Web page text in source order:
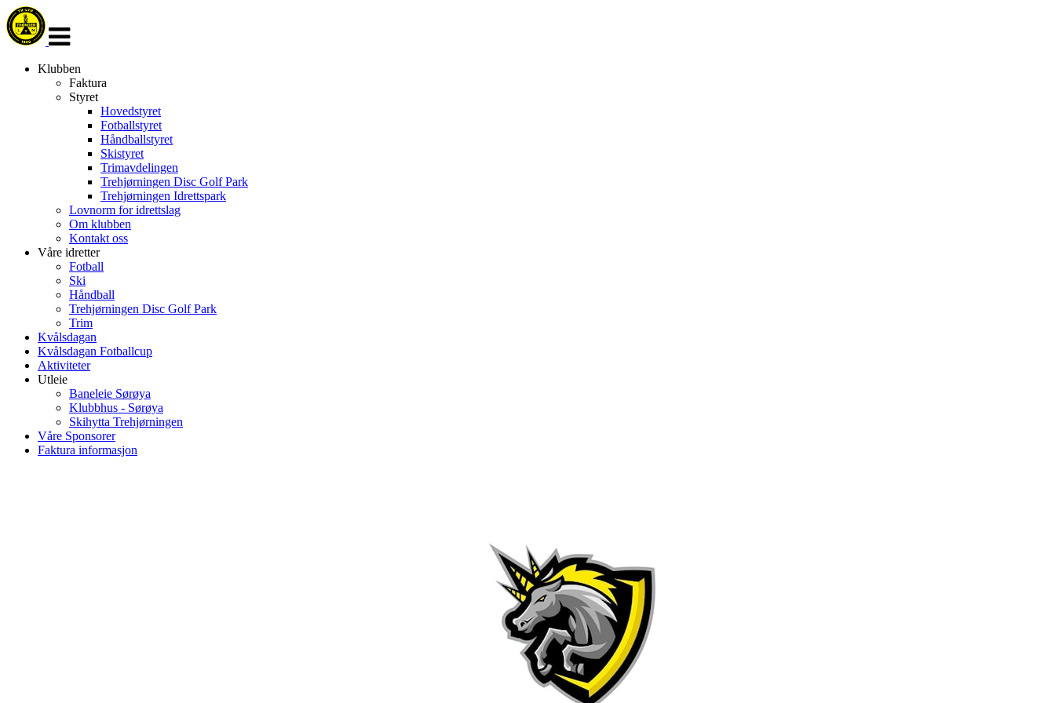
navigasjon
Klubben
Faktura
Styret
Hovedstyret
Fotballstyret
Håndballstyret
Skistyret
Trimavdelingen
Trehjørningen Disc Golf Park
Trehjørningen Idrettspark
Lovnorm for idrettslag
Om klubben
Kontakt oss
Våre idretter
Fotball
Ski
Håndball
Trehjørningen Disc Golf Park
Trim
Kvålsdagan
Kvålsdagan Fotballcup
Aktiviteter
Utleie
Baneleie Sørøya
Klubbhus - Sørøya
Skihytta Trehjørningen
Våre Sponsorer
Faktura informasjon